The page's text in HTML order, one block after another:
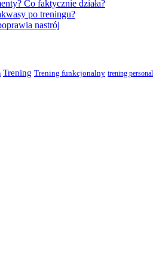
Co faktycznie działa?
po treningu?
nastrój
Trening Trening funkcjonalny trening